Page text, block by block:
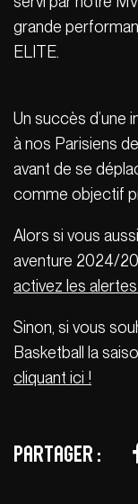
grande
ELITE.
Un succès d’une
à nos Parisiens
avant de se
comme objectif
Alors si vous
aventure 2024/
activez les
Sinon, si vous
Basketball la
cliquant ici !
Partager :